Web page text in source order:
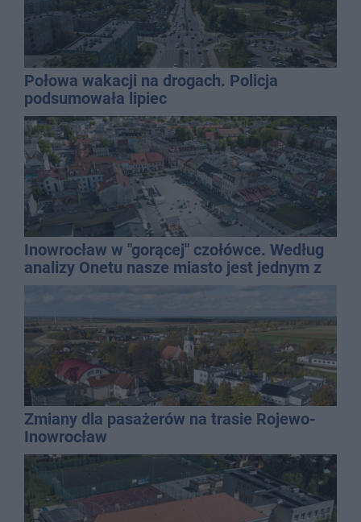
Połowa wakacji na drogach. Policja
podsumowała lipiec
Inowrocław w "gorącej" czołówce. Według
analizy Onetu nasze miasto jest jednym z
najbardziej narażonych na upały
Zmiany dla pasażerów na trasie Rojewo-
Inowrocław